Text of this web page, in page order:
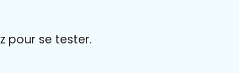
pour se tester.